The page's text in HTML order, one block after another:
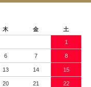
木 金 土
1
6 7 8
13 14 15
20 21 22